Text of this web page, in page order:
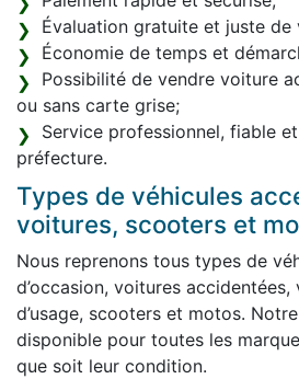
Évaluation gratuite et juste
Économie de temps et
Possibilité de vendre voiture
ou sans carte grise;
Service professionnel, fiable
préfecture.
Types de véhicules
voitures, scooters et
Nous reprenons tous types de
d’occasion, voitures accidentées,
d’usage, scooters et motos.
disponible pour toutes les
que soit leur condition.